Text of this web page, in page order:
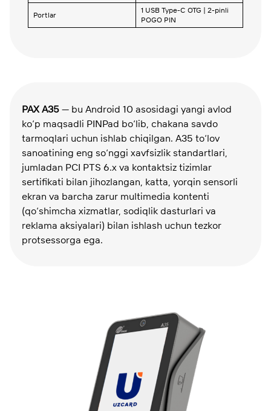
Portlar
1 USB Type-C OTG | 2-pinli
POGO PIN
PAX A35 — bu Android 10 asosidagi yangi avlod
ko‘p maqsadli PINPad bo‘lib, chakana savdo
tarmoqlari uchun ishlab chiqilgan. A35 to‘lov
sanoatining eng so‘nggi xavfsizlik standartlari,
jumladan PCI PTS 6.x va kontaktsiz tizimlar
sertifikati bilan jihozlangan, katta, yorqin sensorli
ekran va barcha zarur multimedia kontenti
(qo‘shimcha xizmatlar, sodiqlik dasturlari va
reklama aksiyalari) bilan ishlash uchun tezkor
protsessorga ega.